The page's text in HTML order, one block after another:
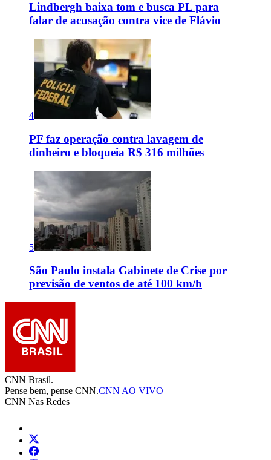
Lindbergh baixa tom e busca PL para
falar de acusação contra vice de Flávio
4
PF faz operação contra lavagem de
dinheiro e bloqueia R$ 316 milhões
5
São Paulo instala Gabinete de Crise por
previsão de ventos de até 100 km/h
CNN Brasil.
Pense bem, pense CNN.CNN AO VIVO
CNN Nas Redes